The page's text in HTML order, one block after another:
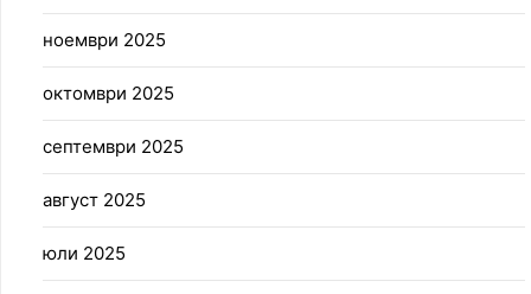
ноември 2025
октомври 2025
септември 2025
август 2025
юли 2025